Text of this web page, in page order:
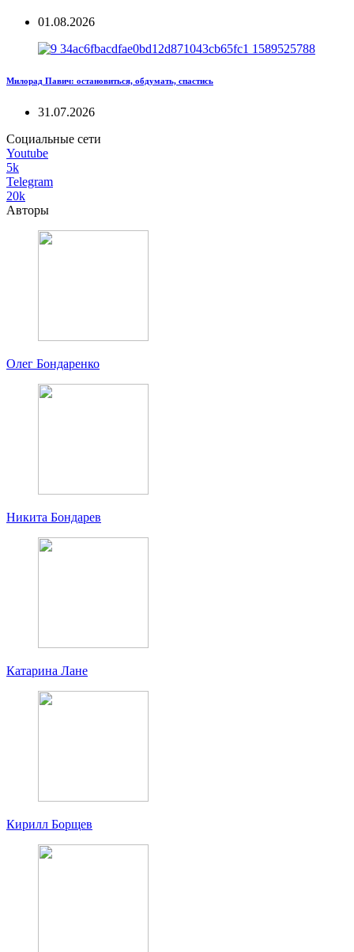
01.08.2026
Милорад Павич: остановиться, обдумать, спастись
31.07.2026
Социальные сети
Youtube
5k
Telegram
20k
Авторы
Олег Бондаренко
Никита Бондарев
Катарина Лане
Кирилл Борщев